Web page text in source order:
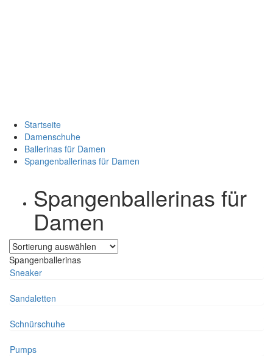
Startseite
Damenschuhe
Ballerinas für Damen
Spangenballerinas für Damen
Spangenballerinas für
Damen
Spangenballerinas
Sneaker
Sandaletten
Schnürschuhe
Pumps